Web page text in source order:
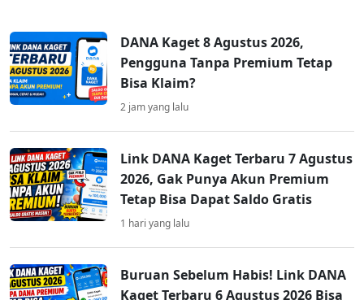
DANA Kaget 8 Agustus 2026,
Pengguna Tanpa Premium Tetap
Bisa Klaim?
2 jam yang lalu
Link DANA Kaget Terbaru 7 Agustus
2026, Gak Punya Akun Premium
Tetap Bisa Dapat Saldo Gratis
1 hari yang lalu
Buruan Sebelum Habis! Link DANA
Kaget Terbaru 6 Agustus 2026 Bisa